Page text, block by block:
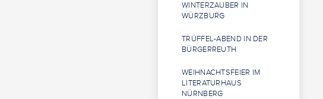
WINTERZAUBER IN
WÜRZBURG
TRÜFFEL-ABEND IN DER
BÜRGERREUTH
WEIHNACHTSFEIER IM
LITERATURHAUS
NÜRNBERG